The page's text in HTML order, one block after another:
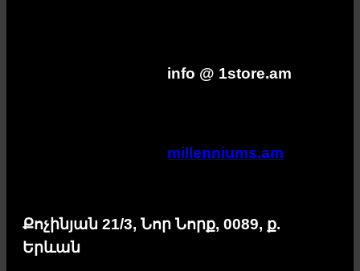
info @ 1store.am
millenniums.am
Քոչինյան 21/3, Նոր Նորք, 0089, ք.
Երևան